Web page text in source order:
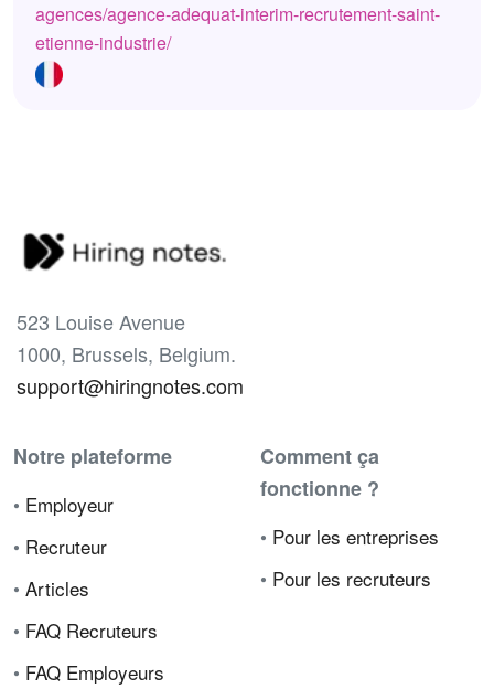
agences/agence-adequat-interim-recrutement-saint-
etienne-industrie/
523 Louise Avenue
1000, Brussels, Belgium.
support@hiringnotes.com
Notre plateforme
• Employeur
• Recruteur
• Articles
• FAQ Recruteurs
• FAQ Employeurs
Comment ça
fonctionne ?
• Pour les entreprises
• Pour les recruteurs